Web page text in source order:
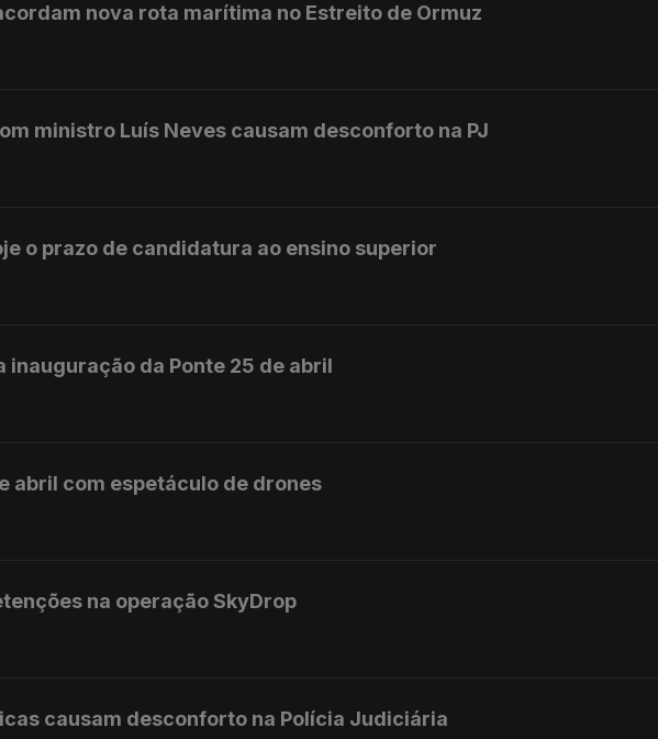
nova rota marítima no Estreito de Ormuz
ministro Luís Neves causam desconforto na PJ
o prazo de candidatura ao ensino superior
inauguração da Ponte 25 de abril
abril com espetáculo de drones
na operação SkyDrop
causam desconforto na Polícia Judiciária